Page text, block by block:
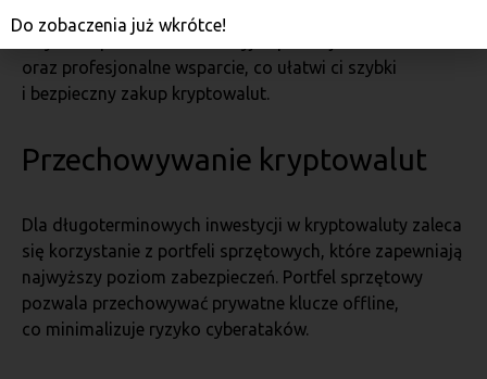
i przechowywania środków. Kantor Bitcoin Quark
Gdynia zapewnia konkurencyjne prowizje
oraz profesjonalne wsparcie, co ułatwi ci szybki
i bezpieczny zakup kryptowalut.
Przechowywanie kryptowalut
Dla długoterminowych inwestycji w kryptowaluty zaleca
się korzystanie z portfeli sprzętowych, które zapewniają
najwyższy poziom zabezpieczeń. Portfel sprzętowy
pozwala przechowywać prywatne klucze offline,
co minimalizuje ryzyko cyberataków.
Do zobaczenia już wkrótce!